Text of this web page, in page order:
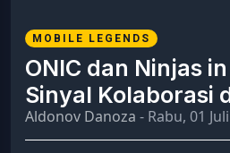
MOBILE LEGENDS
ONIC dan Ninjas
Sinyal Kolaborasi
Aldonov Danoza - Rabu, 01